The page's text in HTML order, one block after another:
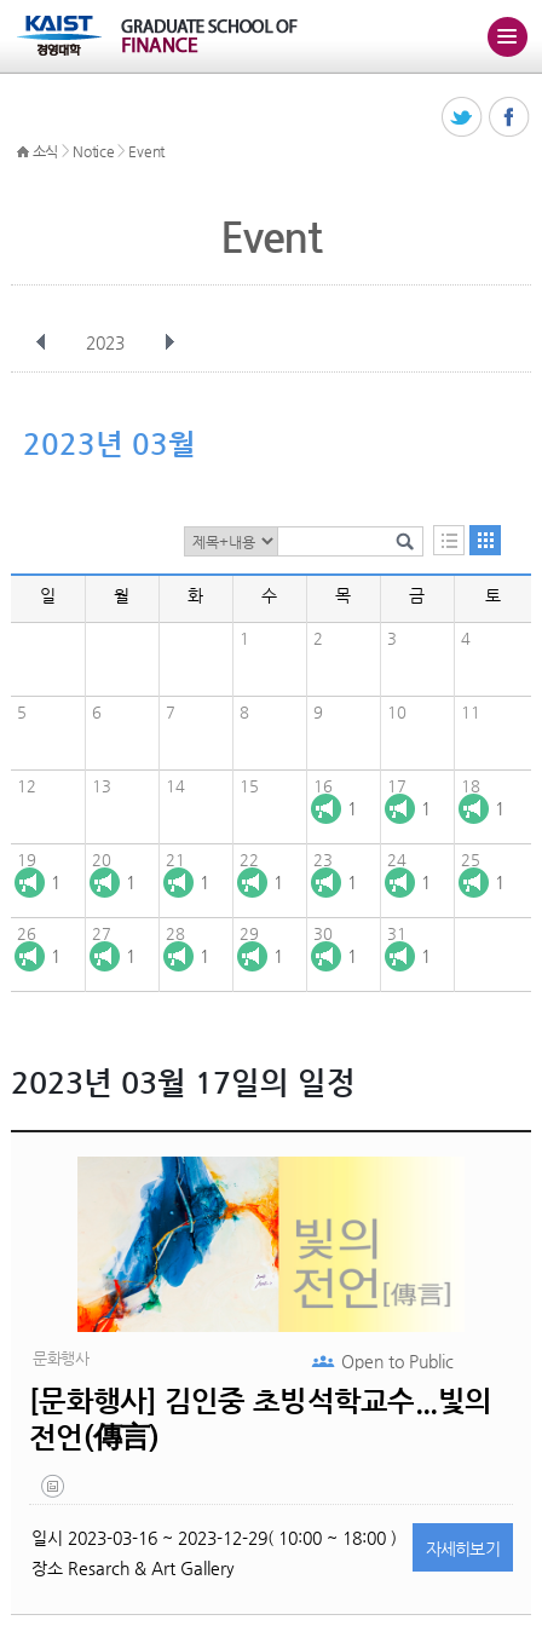
소식 > Notice > Event
Event
2023
12월
2023년 03월
일 월 화 수 목 금 토
1 2 3 4
5 6 7 8 9 10 11
12 13 14 15 16
1
17
1
18
1
19
1
20
1
21
1
22
1
23
1
24
1
25
1
26
1
27
1
28
1
29
1
30
1
31
1
2023년 03월 17일의 일정
문화행사
[문화행사] 김인중 초빙석학교수...빛의
전언(傳言)
Open toPublic
일시 2023-03-16 ~ 2023-12-29( 10:00 ~ 18:00 )
장소 Resarch & Art Gallery
자세히보기